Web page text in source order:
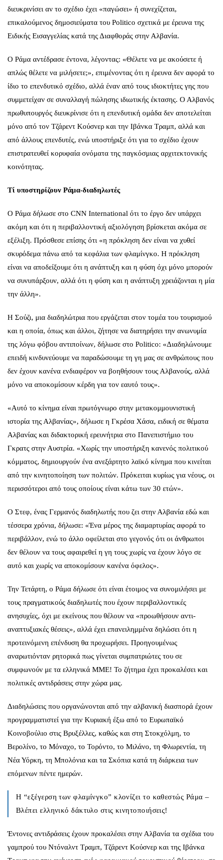
διευκρινίσει αν το σχέδιο έχει «παγώσει» ή συνεχίζεται,
επικαλούμενος δημοσιεύματα του Politico σχετικά με έρευνα της
Ειδικής Εισαγγελίας κατά της Διαφθοράς στην Αλβανία.
Ο Ράμα αντέδρασε έντονα, λέγοντας: «Θέλετε να με ακούσετε ή
απλώς θέλετε να μιλήσετε;», επιμένοντας ότι η έρευνα δεν αφορά το
ίδιο το επενδυτικό σχέδιο, αλλά έναν από τους ιδιοκτήτες γης που
συμμετείχαν σε συναλλαγή πώλησης ιδιωτικής έκτασης. Ο Αλβανός
πρωθυπουργός διευκρίνισε ότι η επενδυτική ομάδα δεν αποτελείται
μόνο από τον Τζάρεντ Κούσνερ και την Ιβάνκα Τραμπ, αλλά και
από άλλους επενδυτές, ενώ υποστήριξε ότι για το σχέδιο έχουν
επιστρατευθεί κορυφαία ονόματα της παγκόσμιας αρχιτεκτονικής
κοινότητας.
Τί υποστηρίζουν Ράμα-διαδηλωτές
Ο Ράμα δήλωσε στο CNN International ότι το έργο δεν υπάρχει
ακόμη και ότι η περιβαλλοντική αξιολόγηση βρίσκεται ακόμα σε
εξέλιξη. Πρόσθεσε επίσης ότι «η πρόκληση δεν είναι να χυθεί
σκυρόδεμα πάνω από τα κεφάλια των φλαμίνγκο. Η πρόκληση
είναι να αποδείξουμε ότι η ανάπτυξη και η φύση όχι μόνο μπορούν
να συνυπάρξουν, αλλά ότι η φύση και η ανάπτυξη χρειάζονται η μία
την άλλη».
Η Σούζι, μια διαδηλώτρια που εργάζεται στον τομέα του τουρισμού
και η οποία, όπως και άλλοι, ζήτησε να διατηρήσει την ανωνυμία
της λόγω φόβου αντιποίνων, δήλωσε στο Politico: «Διαδηλώνουμε
επειδή κινδυνεύουμε να παραδώσουμε τη γη μας σε ανθρώπους που
δεν έχουν κανένα ενδιαφέρον να βοηθήσουν τους Αλβανούς, αλλά
μόνο να αποκομίσουν κέρδη για τον εαυτό τους».
«Αυτό το κίνημα είναι πρωτόγνωρο στην μετακομμουνιστική
ιστορία της Αλβανίας», δήλωσε η Γκρέσα Χάσα, ειδική σε θέματα
Αλβανίας και διδακτορική ερευνήτρια στο Πανεπιστήμιο του
Γκρατς στην Αυστρία. «Χωρίς την υποστήριξη κανενός πολιτικού
κόμματος, δημιουργούν ένα ανεξάρτητο λαϊκό κίνημα που κινείται
από την κινητοποίηση των πολιτών. Πρόκειται κυρίως για νέους, οι
περισσότεροι από τους οποίους είναι κάτω των 30 ετών».
Ο Στεφ, ένας Γερμανός διαδηλωτής που ζει στην Αλβανία εδώ και
τέσσερα χρόνια, δήλωσε: «Ένα μέρος της διαμαρτυρίας αφορά το
περιβάλλον, ενώ το άλλο οφείλεται στο γεγονός ότι οι άνθρωποι
δεν θέλουν να τους αφαιρεθεί η γη τους χωρίς να έχουν λόγο σε
αυτό και χωρίς να αποκομίσουν κανένα όφελος».
Την Τετάρτη, ο Ράμα δήλωσε ότι είναι έτοιμος να συνομιλήσει με
τους πραγματικούς διαδηλωτές που έχουν περιβαλλοντικές
ανησυχίες, όχι με εκείνους που θέλουν να «προωθήσουν αντι-
αναπτυξιακές θέσεις», αλλά έχει επανειλημμένα δηλώσει ότι η
προτεινόμενη επένδυση θα προχωρήσει. Προηγουμένως
αναρωτιόνταν ρητορικά πως γίνεται συμπατριώτες του σε
συμφωνούν με τα ελληνικά ΜΜΕ! Το ζήτημα έχει προκαλέσει και
πολιτικές αντιδράσεις στην χώρα μας.
Διαδηλώσεις που οργανώνονται από την αλβανική διασπορά έχουν
προγραμματιστεί για την Κυριακή έξω από το Ευρωπαϊκό
Κοινοβούλιο στις Βρυξέλλες, καθώς και στη Στοκχόλμη, το
Βερολίνο, το Μόναχο, το Τορόντο, το Μιλάνο, τη Φλωρεντία, τη
Νέα Υόρκη, τη Μπολόνια και τα Σκόπια κατά τη διάρκεια των
επόμενων πέντε ημερών.
Η “εξέγερση των φλαμίνγκο” κλονίζει το καθεστώς Ράμα –
Βλέπει ελληνικό δάκτυλο στις κινητοποιήσεις!
Έντονες αντιδράσεις έχουν προκαλέσει στην Αλβανία τα σχέδια του
γαμπρού του Ντόναλντ Τραμπ, Τζάρεντ Κούσνερ και της Ιβάνκα